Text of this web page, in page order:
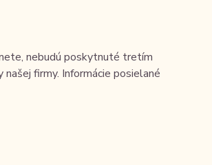
nebudú poskytnuté tretím
firmy. Informácie posielané